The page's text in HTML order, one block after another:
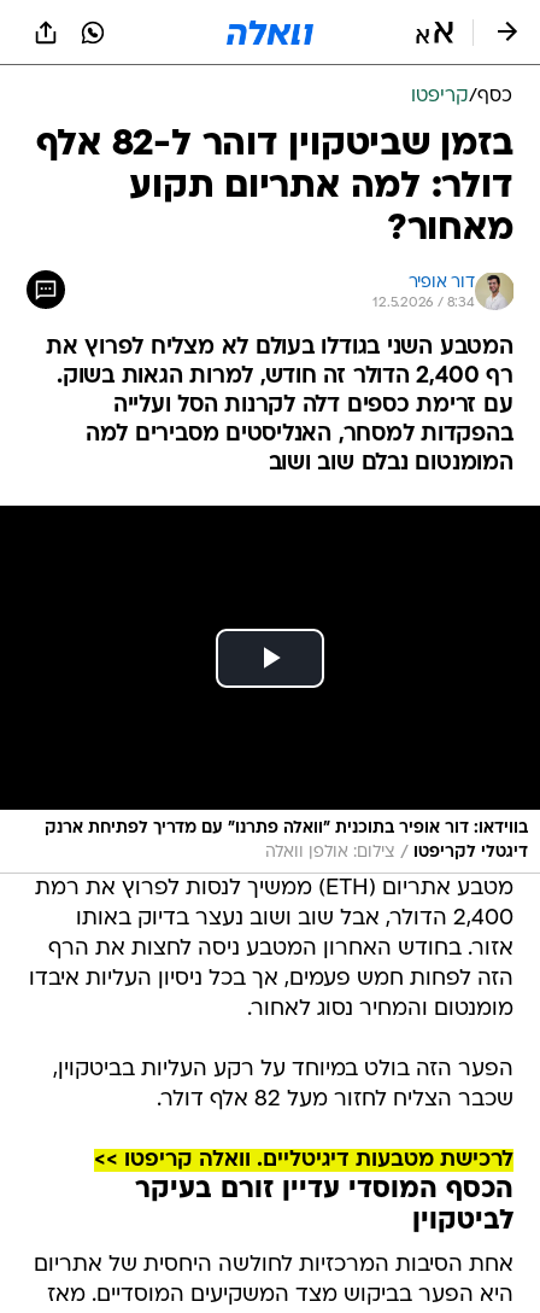
כסף/קריפטו
בזמן שביטקוין דוהר ל-82 אלף
דולר: למה אתריום תקוע
מאחור?
דור אופיר
12.5.2026 / 8:34
המטבע השני בגודלו בעולם לא מצליח לפרוץ את
רף 2,400 הדולר זה חודש, למרות הגאות בשוק.
עם זרימת כספים דלה לקרנות הסל ועלייה
בהפקדות למסחר, האנליסטים מסבירים למה
המומנטום נבלם שוב ושוב
בווידאו: דור אופיר בתוכנית "וואלה פתרנו" עם מדריך לפתיחת ארנק
דיגטלי לקריפטו
/ צילום: אולפן וואלה
מטבע אתריום (ETH) ממשיך לנסות לפרוץ את רמת
2,400 הדולר, אבל שוב ושוב נעצר בדיוק באותו
אזור. בחודש האחרון המטבע ניסה לחצות את הרף
הזה לפחות חמש פעמים, אך בכל ניסיון העליות איבדו
מומנטום והמחיר נסוג לאחור.
הפער הזה בולט במיוחד על רקע העליות בביטקוין,
שכבר הצליח לחזור מעל 82 אלף דולר.
לרכישת מטבעות דיגיטליים. וואלה קריפטו >>
הכסף המוסדי עדיין זורם בעיקר
לביטקוין
אחת הסיבות המרכזיות לחולשה היחסית של אתריום
היא הפער בביקוש מצד המשקיעים המוסדיים. מאז